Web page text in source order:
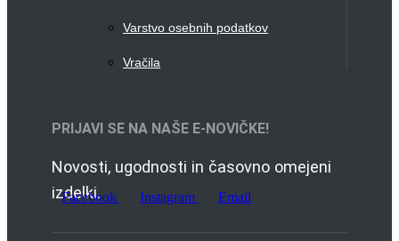
Varstvo osebnih podatkov
Vračila
PRIJAVI SE NA NAŠE E-NOVIČKE!
Novosti, ugodnosti in časovno omejeni
izdelki.
Facebook Instagram Email